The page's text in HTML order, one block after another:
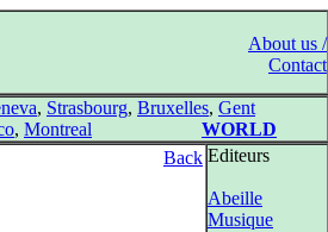
About us /
Contact
, Strasbourg, Bruxelles, Gent
, Montreal WORLD
Back Editeurs
Abeille
Musique